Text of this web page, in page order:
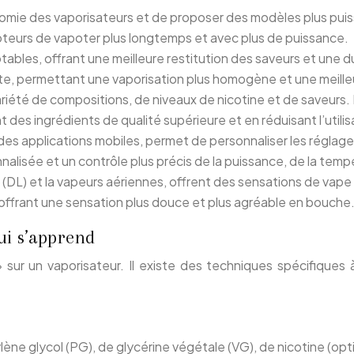
des vaporisateurs et de proposer des modèles plus
de vapoter plus longtemps et avec plus de puissance.
offrant une meilleure restitution des saveurs et une
permettant une vaporisation plus homogène et une
de compositions, de niveaux de nicotine et de
des ingrédients de qualité supérieure et en réduisant
applications mobiles, permet de personnaliser les
et un contrôle plus précis de la puissance, de la
(DL) et la vapeurs aériennes, offrent des sensations de
une sensation plus douce et plus agréable en bouche.
s’apprend
un vaporisateur. Il existe des techniques
glycol (PG), de glycérine végétale (VG), de nicotine